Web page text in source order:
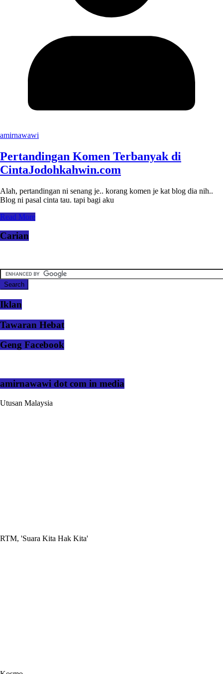
amirnawawi
Pertandingan Komen Terbanyak di
CintaJodohkahwin.com
Alah, pertandingan ni senang je.. korang komen je kat blog dia nih..
Blog ni pasal cinta tau. tapi bagi aku
Read More
Carian
Iklan
Tawaran Hebat
Geng Facebook
amirnawawi dot com in media
Utusan Malaysia
RTM, 'Suara Kita Hak Kita'